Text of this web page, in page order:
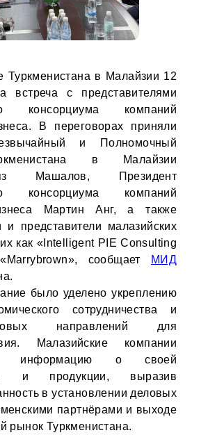
Туркменистана в Малайзии 12
встреча с представителями
консорциума компаний
В переговорах приняли
и Полномочный
в Малайзии
Машалов, Президент
консорциума компаний
Мартин Анг, а также
и представители малазийских
как «Intelligent PIE Consulting
сообщает
МИД
было уделено укреплению
сотрудничества и
направлений для
Малазийские компании
информацию о своей
и продукции, выразив
в установлении деловых
партнёрами и выходе
рынок Туркменистана.